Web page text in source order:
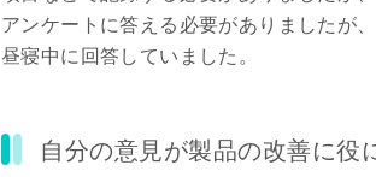
アンケートに答える必要がありましたが
昼寝中に回答していました。
自分の意見が製品の改善に役